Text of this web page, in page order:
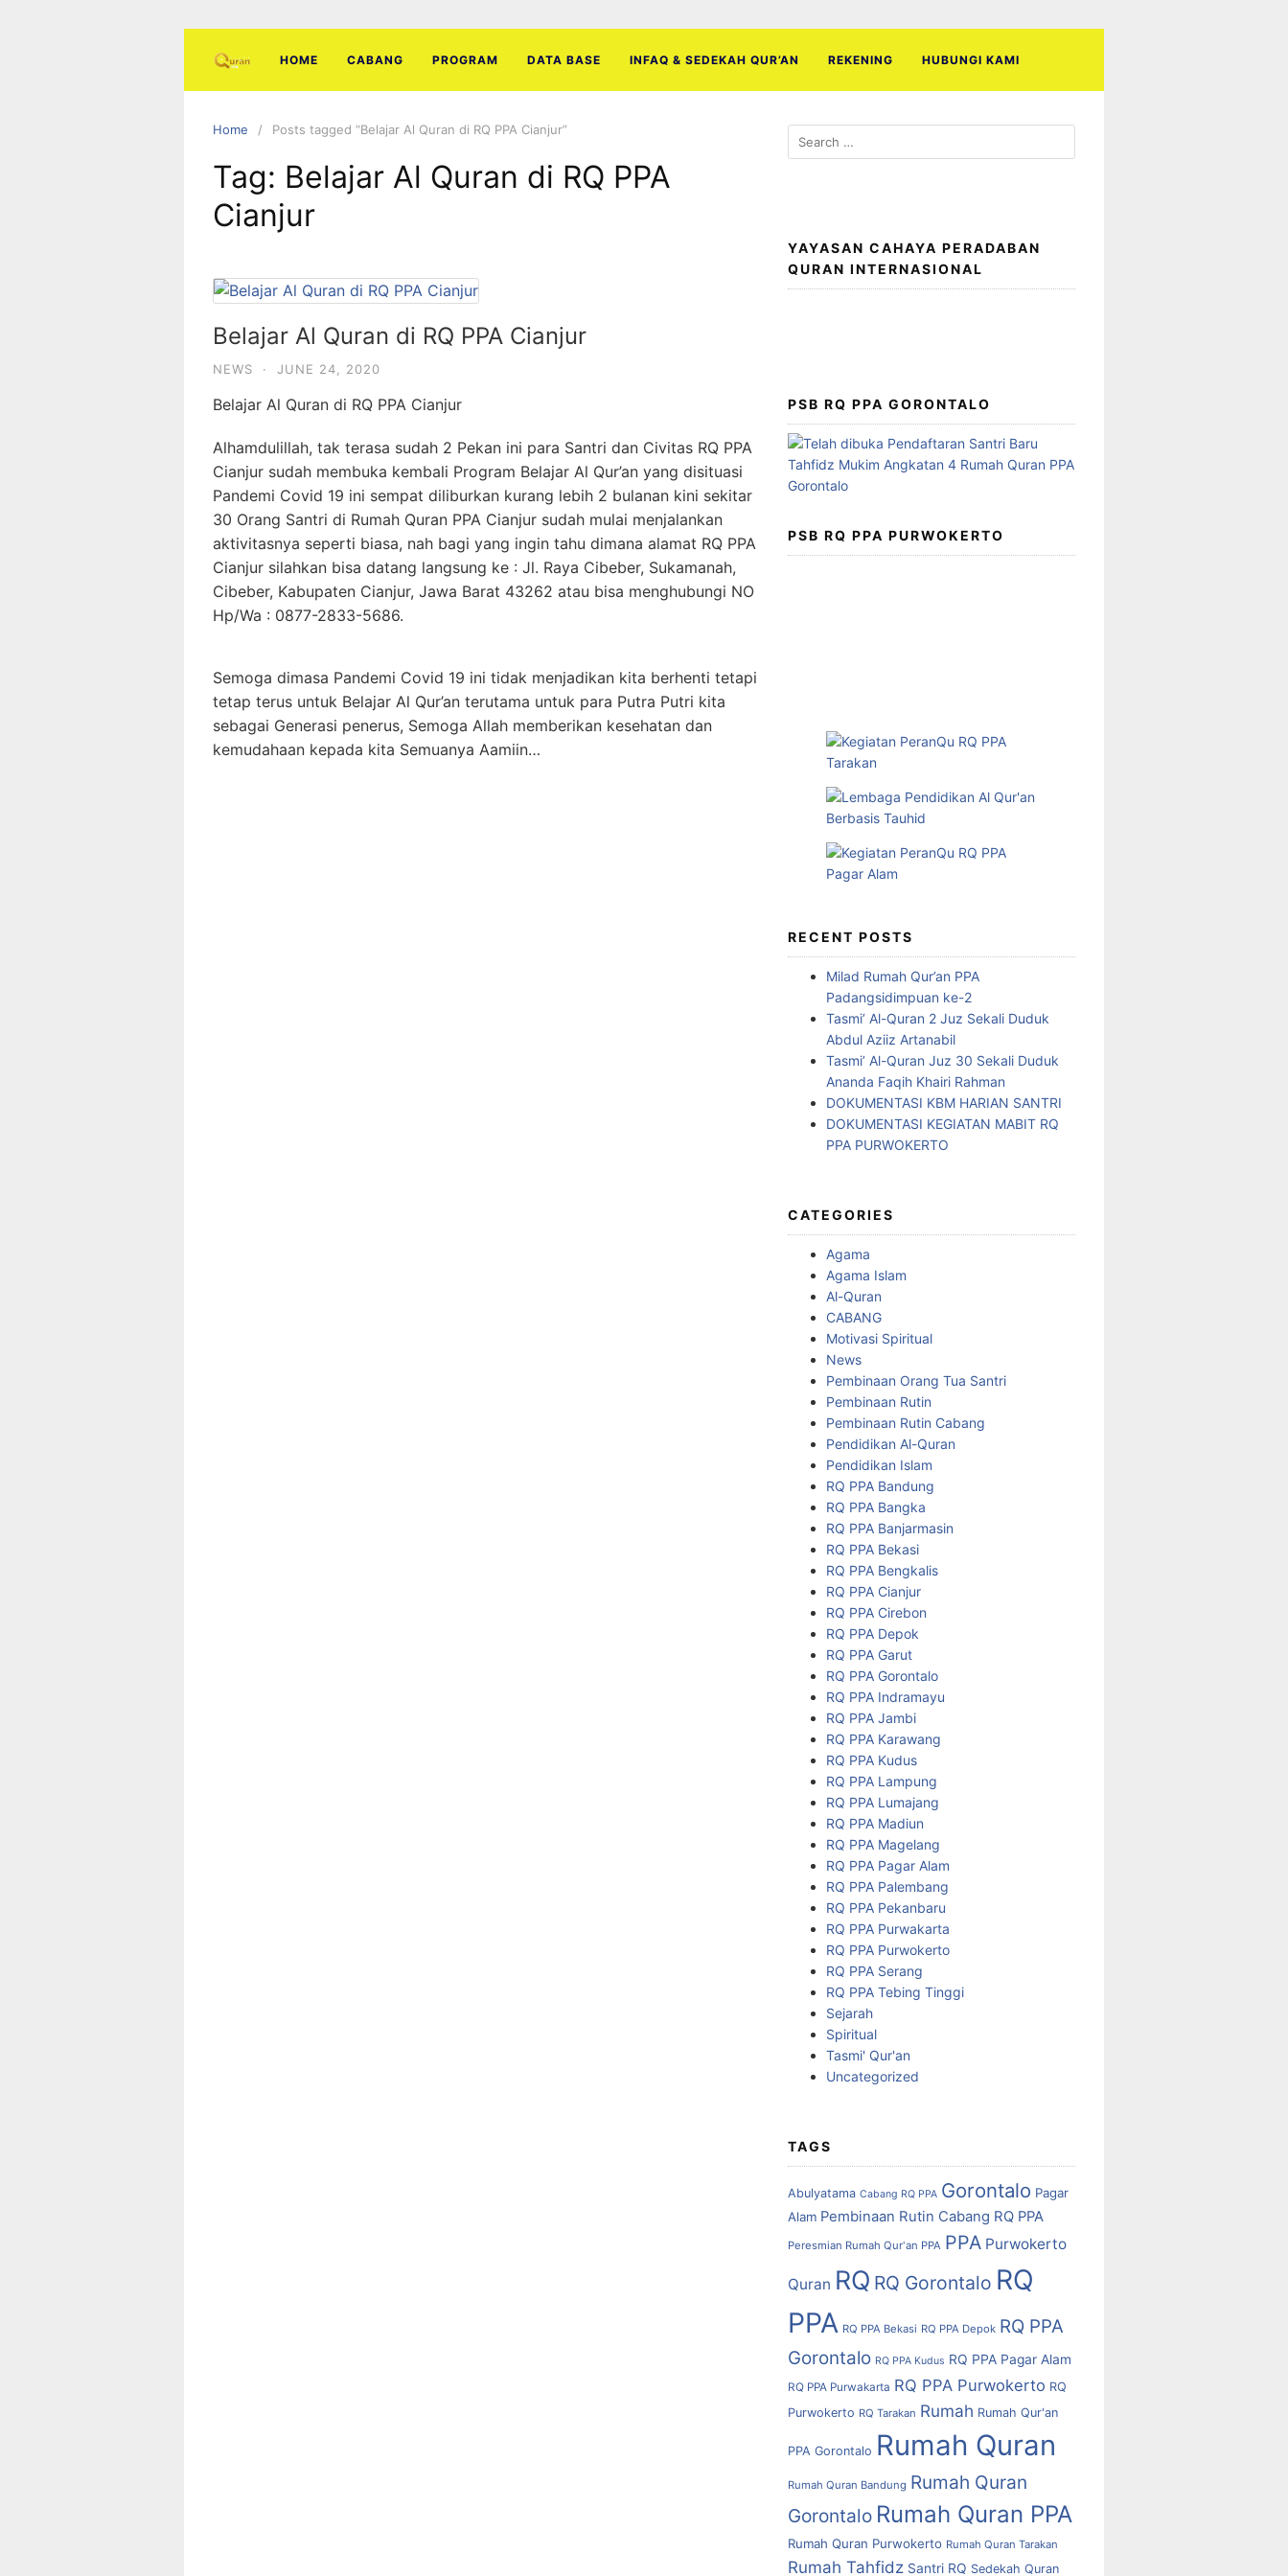
HOME CABANG PROGRAM DATA BASE INFAQ & SEDEKAH QUR’AN REKENING HUBUNGI KAMI
Home Posts tagged “Belajar Al Quran di RQ PPA Cianjur”
Tag: Belajar Al Quran di RQ PPA
Cianjur
Belajar Al Quran di RQ PPA Cianjur
NEWS · JUNE 24, 2020
Belajar Al Quran di RQ PPA Cianjur
Alhamdulillah, tak terasa sudah 2 Pekan ini para Santri dan Civitas RQ PPA
Cianjur sudah membuka kembali Program Belajar Al Qur’an yang disituasi
Pandemi Covid 19 ini sempat diliburkan kurang lebih 2 bulanan kini sekitar
30 Orang Santri di Rumah Quran PPA Cianjur sudah mulai menjalankan
aktivitasnya seperti biasa, nah bagi yang ingin tahu dimana alamat RQ PPA
Cianjur silahkan bisa datang langsung ke : Jl. Raya Cibeber, Sukamanah,
Cibeber, Kabupaten Cianjur, Jawa Barat 43262 atau bisa menghubungi NO
Hp/Wa : 0877-2833-5686.
Semoga dimasa Pandemi Covid 19 ini tidak menjadikan kita berhenti tetapi
tetap terus untuk Belajar Al Qur’an terutama untuk para Putra Putri kita
sebagai Generasi penerus, Semoga Allah memberikan kesehatan dan
kemudahaan kepada kita Semuanya Aamiin…
Search
for:
YAYASAN CAHAYA PERADABAN
QURAN INTERNASIONAL
PSB RQ PPA GORONTALO
PSB RQ PPA PURWOKERTO
RECENT POSTS
Milad Rumah Qur’an PPA
Padangsidimpuan ke-2
Tasmi’ Al-Quran 2 Juz Sekali Duduk
Abdul Aziiz Artanabil
Tasmi’ Al-Quran Juz 30 Sekali Duduk
Ananda Faqih Khairi Rahman
DOKUMENTASI KBM HARIAN SANTRI
DOKUMENTASI KEGIATAN MABIT RQ
PPA PURWOKERTO
CATEGORIES
Agama
Agama Islam
Al-Quran
CABANG
Motivasi Spiritual
News
Pembinaan Orang Tua Santri
Pembinaan Rutin
Pembinaan Rutin Cabang
Pendidikan Al-Quran
Pendidikan Islam
RQ PPA Bandung
RQ PPA Bangka
RQ PPA Banjarmasin
RQ PPA Bekasi
RQ PPA Bengkalis
RQ PPA Cianjur
RQ PPA Cirebon
RQ PPA Depok
RQ PPA Garut
RQ PPA Gorontalo
RQ PPA Indramayu
RQ PPA Jambi
RQ PPA Karawang
RQ PPA Kudus
RQ PPA Lampung
RQ PPA Lumajang
RQ PPA Madiun
RQ PPA Magelang
RQ PPA Pagar Alam
RQ PPA Palembang
RQ PPA Pekanbaru
RQ PPA Purwakarta
RQ PPA Purwokerto
RQ PPA Serang
RQ PPA Tebing Tinggi
Sejarah
Spiritual
Tasmi' Qur'an
Uncategorized
TAGS
Abulyatama Cabang RQ PPA Gorontalo Pagar
Alam Pembinaan Rutin Cabang RQ PPA
Peresmian Rumah Qur'an PPA PPA Purwokerto
Quran RQ RQ Gorontalo RQ
PPA RQ PPA Bekasi RQ PPA Depok RQ PPA
Gorontalo RQ PPA Kudus RQ PPA Pagar Alam
RQ PPA Purwakarta RQ PPA Purwokerto RQ
Purwokerto RQ Tarakan Rumah Rumah Qur'an
PPA Gorontalo Rumah Quran
Rumah Quran Bandung Rumah Quran
Gorontalo Rumah Quran PPA
Rumah Quran Purwokerto Rumah Quran Tarakan
Rumah Tahfidz Santri RQ Sedekah Quran